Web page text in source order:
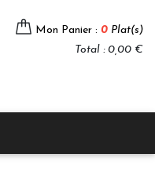
Mon Panier : 0 Plat(s)
Total : 0,00 €